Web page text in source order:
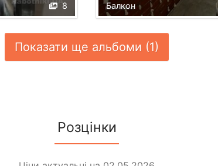
8 Балкон
Показати ще альбоми (1)
Розцінки